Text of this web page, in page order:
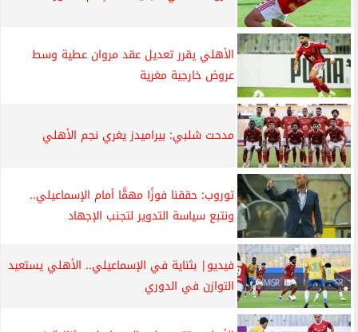
الأهلي يقرر تعديل عقد مروان عطية وسط
عروض خارجية مغرية
مدحت شلبي: بيراميدز يغري نجم الأهلي
توروب: حققنا فوزًا مهمًّا أمام الإسماعيلي..
ونتبع سياسة التدوير لتجنب الإجهاد
فيديو| بثناية في الإسماعيلي.. الأهلي يستعيد
التوازن في الدوري